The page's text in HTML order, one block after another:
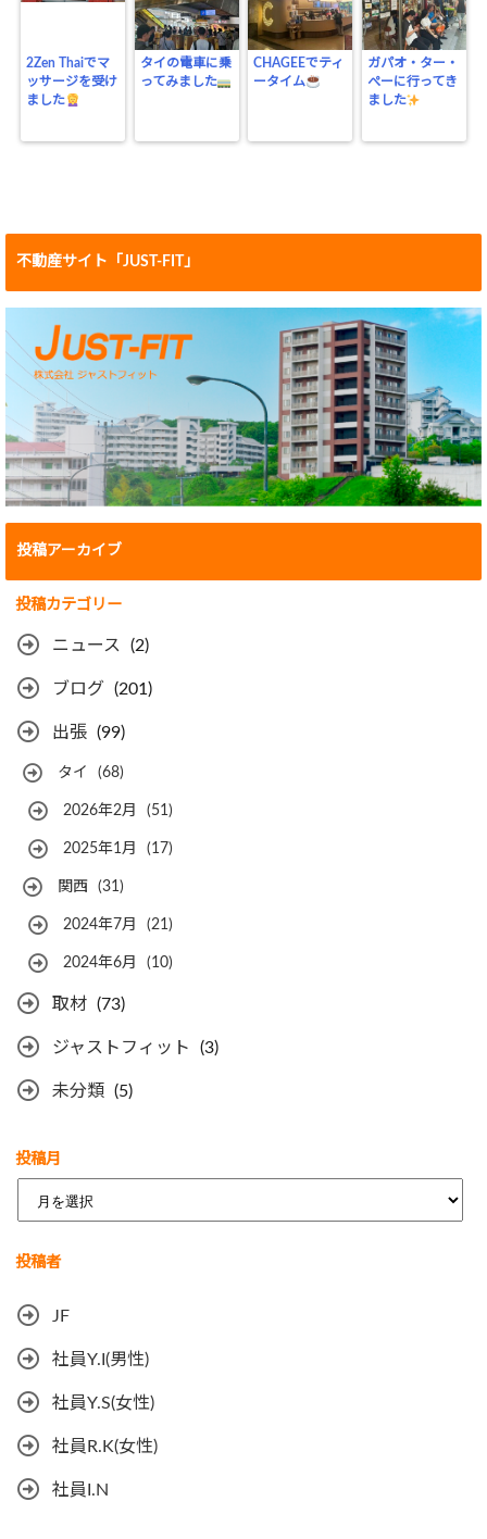
2Zen Thaiでマ
ッサージを受け
ました
タイの電車に乗
ってみました
CHAGEEでティ
ータイム
ガパオ・ター・
ぺーに行ってき
ました
不動産サイト「JUST-FIT」
投稿アーカイブ
投稿カテゴリー
ニュース (2)
ブログ (201)
出張 (99)
タイ (68)
2026年2月 (51)
2025年1月 (17)
関西 (31)
2024年7月 (21)
2024年6月 (10)
取材 (73)
ジャストフィット (3)
未分類 (5)
投稿月
ー
イ
投稿者
JF
社員Y.I(男性)
社員Y.S(女性)
社員R.K(女性)
社員I.N